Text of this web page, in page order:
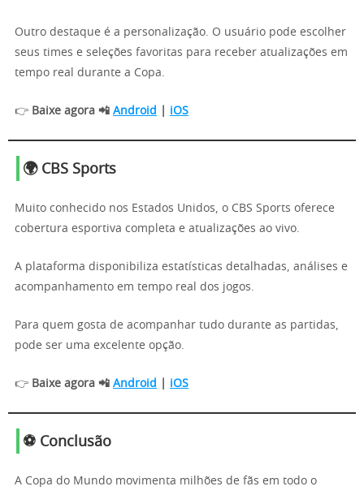
Outro destaque é a personalização. O usuário pode escolher
seus times e seleções favoritas para receber atualizações em
tempo real durante a Copa.
👉 Baixe agora 📲 Android iOS
🌍 CBS Sports
Muito conhecido nos Estados Unidos, o CBS Sports oferece
cobertura esportiva completa e atualizações ao vivo.
A plataforma disponibiliza estatísticas detalhadas, análises e
acompanhamento em tempo real dos jogos.
Para quem gosta de acompanhar tudo durante as partidas,
pode ser uma excelente opção.
👉 Baixe agora 📲 Android iOS
⚽ Conclusão
A Copa do Mundo movimenta milhões de fãs em todo o